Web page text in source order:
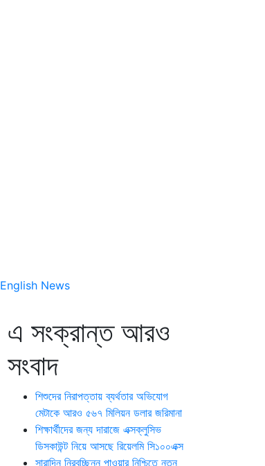
English News
এ সংক্রান্ত আরও
সংবাদ
শিশুদের নিরাপত্তায় ব্যর্থতার অভিযোগ
মেটাকে আরও ৫৬৭ মিলিয়ন ডলার জরিমানা
শিক্ষার্থীদের জন্য দারাজে এক্সক্লুসিভ
ডিসকাউন্ট নিয়ে আসছে রিয়েলমি সি১০০এক্স
সারাদিন নিরবচ্ছিন্ন পাওয়ার নিশ্চিতে নতুন